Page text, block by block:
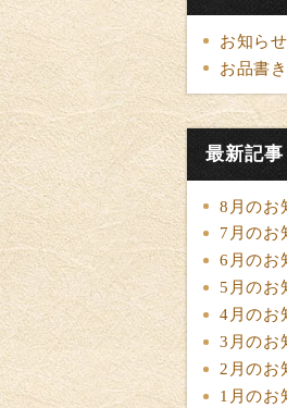
お知らせ
お品書き
最新記事
8月のお
7月のお
6月のお
5月のお
4月のお
3月のお
2月のお
1月のお